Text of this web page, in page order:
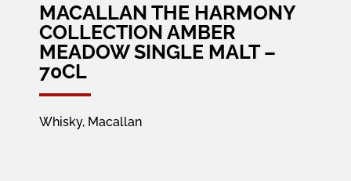
MACALLAN THE HARMONY
COLLECTION AMBER
MEADOW SINGLE MALT –
70CL
Whisky, Macallan